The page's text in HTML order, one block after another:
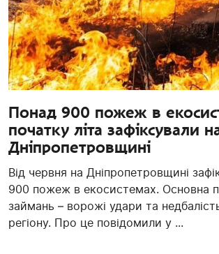
Понад 900 пожеж в
початку літа зафіксували
Дніпропетровщині
Від червня на Дніпропетровщині
900 пожеж в екосистемах. Основна
займань – ворожі удари та
регіону. Про це повідомили у ...